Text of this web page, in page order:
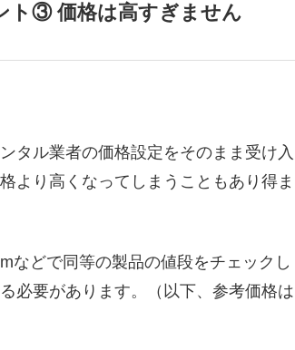
ト③ 価格は高すぎません
タル業者の価格設定をそのまま受け入
より高くなってしまうこともあり得ま
などで同等の製品の値段をチェックし
必要があります。（以下、参考価格は